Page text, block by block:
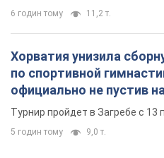
6 годин тому 11,2 т.
Хорватия унизила
по спортивной
официально не пустив
Европы основных
Турнир пройдет в Загребе с 13
5 годин тому 9,0 т.